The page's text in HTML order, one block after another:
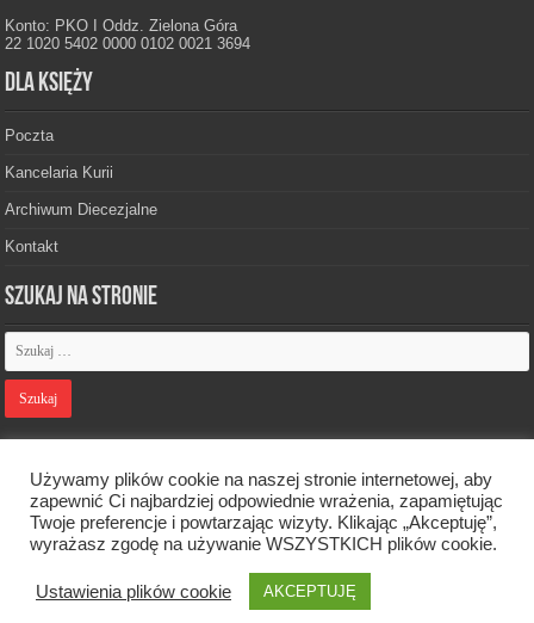
Konto: PKO I Oddz. Zielona Góra
22 1020 5402 0000 0102 0021 3694
Dla księży
Poczta
Kancelaria Kurii
Archiwum Diecezjalne
Kontakt
Szukaj na stronie
Designed by Webdawid
Oficjalna strona Diecezji Zielonogórsko-Gorzowskiej. © 2026. Wszelkie
prawa zastrzeżone.
Używamy plików cookie na naszej stronie internetowej, aby
zapewnić Ci najbardziej odpowiednie wrażenia, zapamiętując
Twoje preferencje i powtarzając wizyty. Klikając „Akceptuję”,
wyrażasz zgodę na używanie WSZYSTKICH plików cookie.
Ustawienia plików cookie AKCEPTUJĘ